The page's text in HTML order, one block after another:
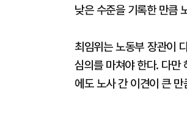
낮은 수준을 기록한 만큼
최임위는 노동부 장관이
심의를 마쳐야 한다. 다만
에도 노사 간 이견이 큰